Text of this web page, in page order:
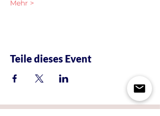
Mehr >
Teile dieses Event